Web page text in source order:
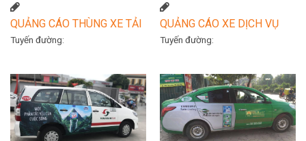
QUẢNG CÁO THÙNG XE TẢI
Tuyến đường:
QUẢNG CÁO XE DỊCH VỤ
Tuyến đường: